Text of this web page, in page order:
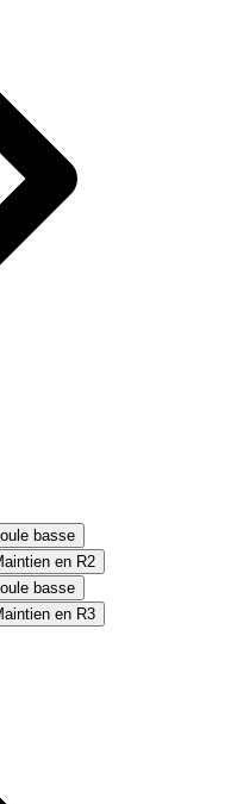
basse
en R2
basse
en R3